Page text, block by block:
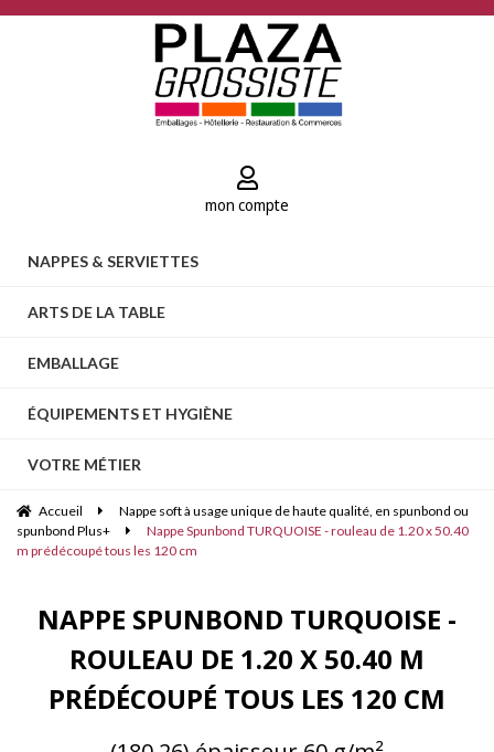
mon compte
NAPPES & SERVIETTES
ARTS DE LA TABLE
EMBALLAGE
ÉQUIPEMENTS ET HYGIÈNE
VOTRE MÉTIER
Accueil
Nappe soft à usage unique de haute qualité, en spunbond ou
spunbond Plus+
Nappe Spunbond TURQUOISE - rouleau de 1.20 x 50.40
m prédécoupé tous les 120 cm
NAPPE SPUNBOND TURQUOISE -
ROULEAU DE 1.20 X 50.40 M
PRÉDÉCOUPÉ TOUS LES 120 CM